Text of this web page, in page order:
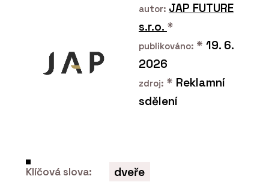
autor: JAP FUTURE
s.r.o. *
publikováno: * 19. 6.
2026
zdroj: * Reklamní
sdělení
Klíčová slova:
dveře